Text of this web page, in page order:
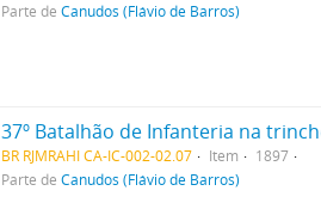
Parte deCanudos (Flávio de Barros)
37º Batalhão de Infanteria na
BR RJMRAHI CA-IC-002-02.07 Item
1897
Parte deCanudos (Flávio de Barros)